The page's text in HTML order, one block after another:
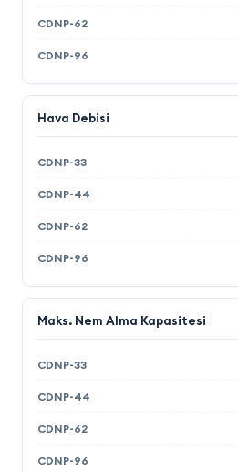
Hava Debisi
Maks. Nem Alma Kapasitesi